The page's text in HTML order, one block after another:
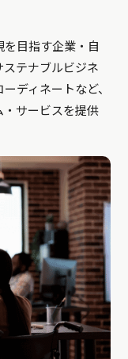
目指す企業・自
テナブルビジネ
ディネートなど、
サービスを提供